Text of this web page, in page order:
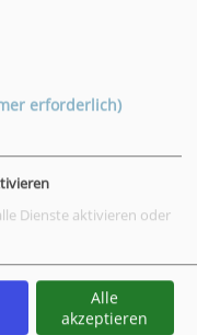
erforderlich)
Dienste aktivieren oder
Alle
akzeptieren